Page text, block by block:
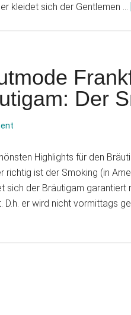
kleidet sich der Gentlemen …
Der
Highlights für den
richtig ist der Smoking (in
sich der Bräutigam garantiert
er wird nicht vormittags